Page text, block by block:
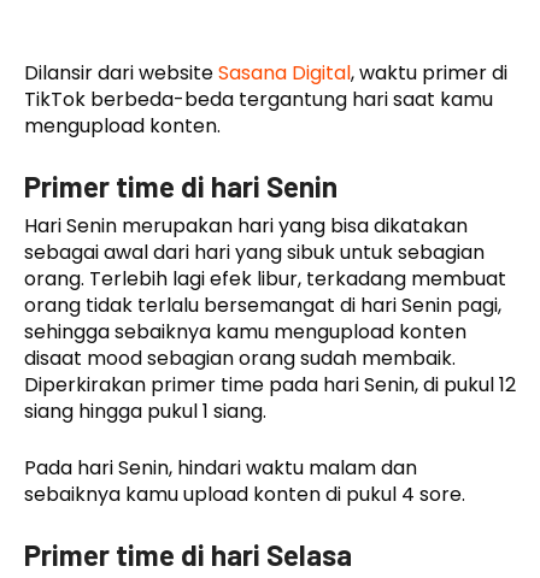
Dilansir dari websiteSasana Digital, waktu primer di
TikTok berbeda-beda tergantung hari saat kamu
mengupload konten.
Primer time di hari Senin
Hari Senin merupakan hari yang bisa dikatakan
sebagai awal dari hari yang sibuk untuk sebagian
orang. Terlebih lagi efek libur, terkadang membuat
orang tidak terlalu bersemangat di hari Senin pagi,
sehingga sebaiknya kamu mengupload konten
disaat mood sebagian orang sudah membaik.
Diperkirakan primer time pada hari Senin, di pukul 12
siang hingga pukul 1 siang.
Pada hari Senin, hindari waktu malam dan
sebaiknya kamu upload konten di pukul 4 sore.
Primer time di hari Selasa